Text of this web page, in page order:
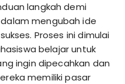
langkah demi
mengubah ide
Proses ini dimulai
belajar untuk
ingin dipecahkan dan
memiliki pasar